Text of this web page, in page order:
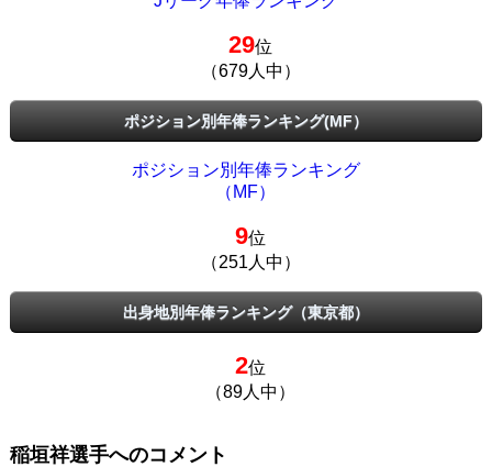
29位
（679人中）
ポジション別年俸ランキング(MF）
ポジション別年俸ランキング
（MF）
9位
（251人中）
出身地別年俸ランキング（東京都）
2位
（89人中）
稲垣祥選手へのコメント